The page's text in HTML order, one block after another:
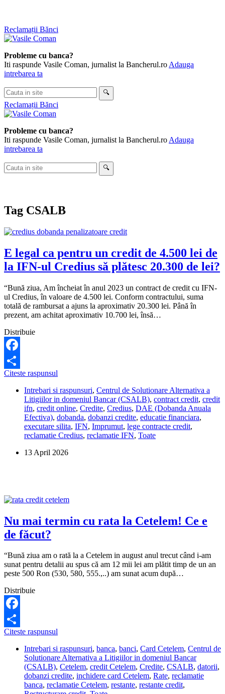
Skip
to
Reclamații Bănci
Probleme cu banca?
Iti raspunde Vasile Coman, jurnalist la Bancherul.ro Adauga
intrebarea ta
Cauta
in
site
🔍
Reclamații Bănci
Probleme cu banca?
Iti raspunde Vasile Coman, jurnalist la Bancherul.ro Adauga
intrebarea ta
Cauta
in
🔍
Tag CSALB
E legal ca pentru un credit de 4.500 lei de
la IFN-ul Credius să plătesc 20.300 de lei?
“Bună ziua, Am încheiat în anul 2023 un contract de credit cu IFN-
ul Credius, în valoare de 4.500 lei. Conform contractului, suma
totală de rambursat a ajuns la aproximativ 20.300 lei. Până în
prezent, am achitat aproximativ 10.700 lei, însă…
Distribuie
Facebook
Share
Citeste raspunsul
ca
pentru
un
credit
de
4.500
de
să
20.300
de
Intrebari si raspunsuri, Centrul de Solutionare Alternativa a
Litigiilor in domeniul Bancar (CSALB), contract credit, credit
ifn, credit online, Credite, Credius, DAE (Dobanda Anuala
Efectiva), dobanda, dobanzi credite, educatie financiara,
executare silita, IFN, Imprumut, lege contracte credit,
reclamatie Credius, reclamatie IFN, Toate
13 April 2026
Nu mai termin cu rata la Cetelem! Ce e
de făcut?
“Bună ziua am o rată la a Cetelem in august anul trecut când i-am
sunat pentru detalii au spus că am 12 mii lei am plătit timp de un an
peste 500 Ron (530, 580, 555.,..) am sunat acum după…
Distribuie
Facebook
Share
Citeste raspunsul
termin
cu
rata
la
Cetelem!
Intrebari si raspunsuri, banca, banci, Card Cetelem, Centrul de
Solutionare Alternativa a Litigiilor in domeniul Bancar
(CSALB), Cetelem, credit Cetelem, Credite, CSALB, datorii,
dobanzi credite, inchidere card Cetelem, Rate, reclamatie
banca, reclamatie Cetelem, restante, restante credit,